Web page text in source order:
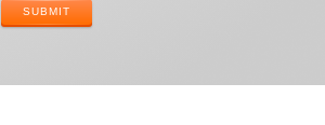
SUBMIT